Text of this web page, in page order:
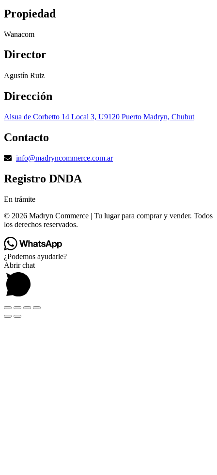
Propiedad
Wanacom
Director
Agustín Ruiz
Dirección
Alsua de Corbetto 14 Local 3, U9120 Puerto Madryn, Chubut
Contacto
info@madryncommerce.com.ar
Registro DNDA
En trámite
© 2026 Madryn Commerce | Tu lugar para comprar y vender. Todos
los derechos reservados.
¿Podemos ayudarle?
Abrir chat